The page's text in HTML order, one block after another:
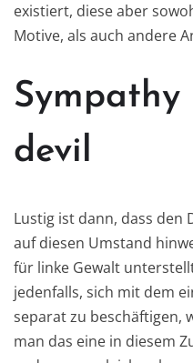
existiert, diese aber
Motive, als auch andere
devil
Lustig ist dann, dass den
auf diesen Umstand
für linke Gewalt
jedenfalls, sich mit dem
separat zu beschäftigen,
man das eine in diesem